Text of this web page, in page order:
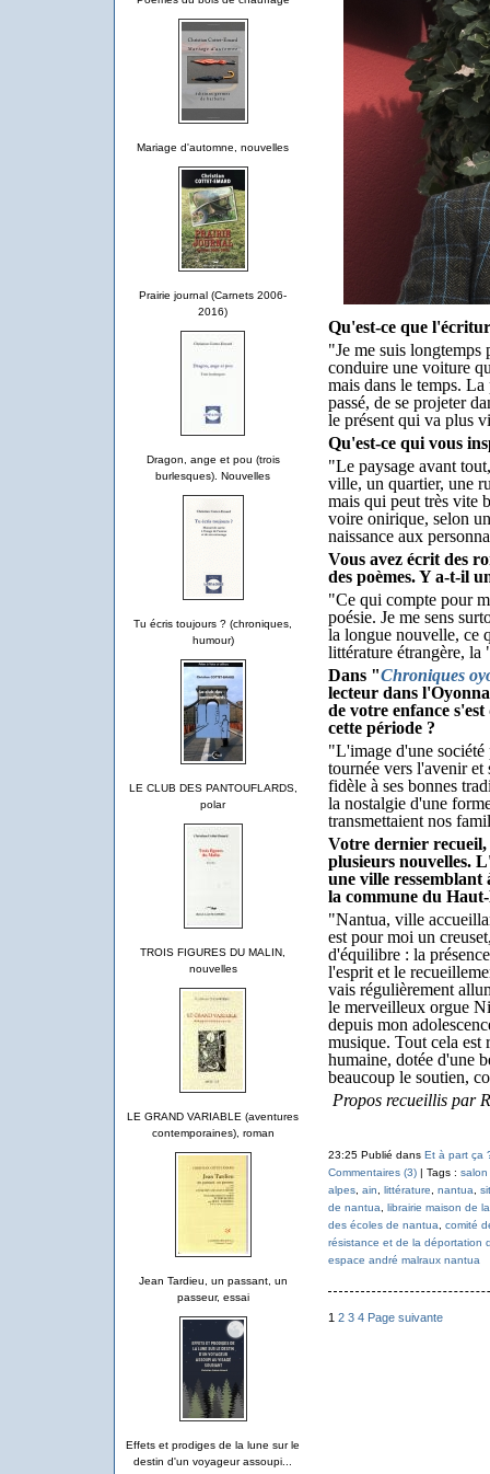
Mariage d'automne, nouvelles
Prairie journal (Carnets 2006-
2016)
Dragon, ange et pou (trois
burlesques). Nouvelles
Tu écris toujours ? (chroniques,
humour)
LE CLUB DES PANTOUFLARDS,
polar
TROIS FIGURES DU MALIN,
nouvelles
LE GRAND VARIABLE (aventures
contemporaines), roman
Jean Tardieu, un passant, un
passeur, essai
Effets et prodiges de la lune sur le
destin d'un voyageur assoupi...
Qu'est-ce que
"Je me suis longtemps
conduire une voiture
mais dans le temps.
passé, de se projeter
le présent qui va plus
Qu'est-ce qui vous
"Le paysage avant
ville, un quartier, une
mais qui peut très vite
voire onirique, selon
naissance aux
Vous avez écrit des
des poèmes. Y a-t-il
"Ce qui compte pour
poésie. Je me sens
la longue nouvelle, ce
littérature étrangère,
Dans "Chroniques
lecteur dans
de votre enfance
cette période ?
"L'image d'une société
tournée vers l'avenir et
fidèle à ses bonnes
la nostalgie d'une
transmettaient nos
Votre dernier
plusieurs nouvelles.
une ville ressemblant
la commune du
"Nantua, ville
est pour moi un
d'équilibre : la
l'esprit et le
vais régulièrement
le merveilleux orgue
depuis mon
musique. Tout cela est
humaine, dotée d'une
beaucoup le soutien,
Propos recueillis par
23:25 Publié dans Et à part ça
Commentaires (3)| Tags : salon
alpes, ain littérature nantua
de nantua
librairie maison de
des écoles de nantua
comité
résistance et de la déportation
espace andré malraux nantua
1 2 3 4 Page suivante